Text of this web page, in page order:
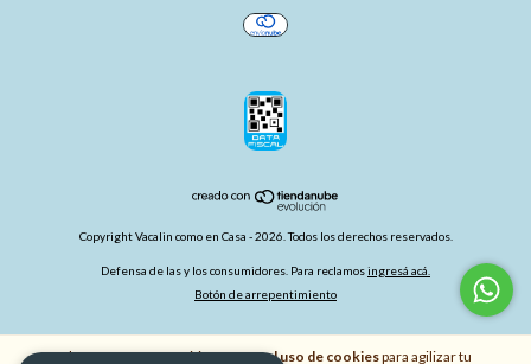
Al navegar por este sitioaceptás el uso de cookiespara agilizar tu
Copyright Vacalin como en Casa - 2026. Todos los derechos reservados.
Defensa de las y los consumidores. Para reclamosingresá acá.
Botón de arrepentimiento